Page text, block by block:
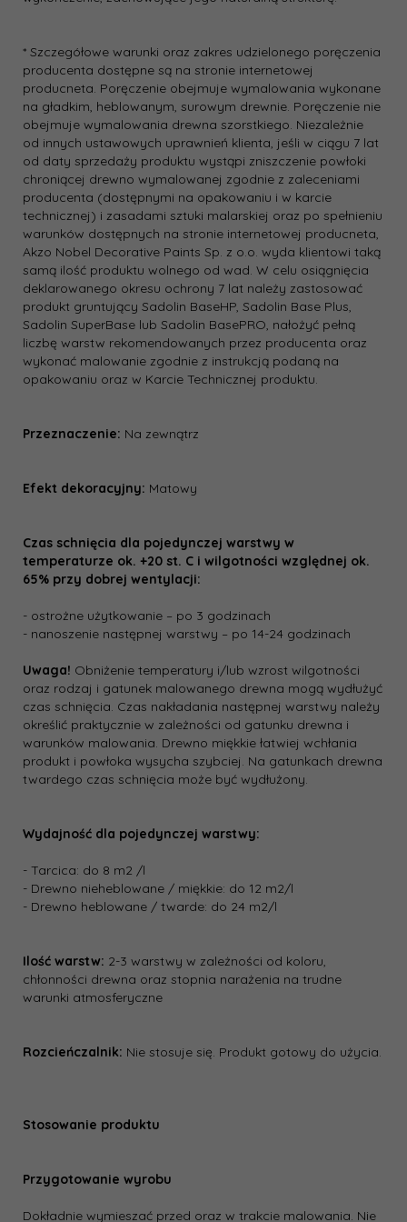
* Szczegółowe warunki oraz zakres udzielonego poręczenia
producenta dostępne są na stronie internetowej
producneta. Poręczenie obejmuje wymalowania wykonane
na gładkim, heblowanym, surowym drewnie. Poręczenie nie
obejmuje wymalowania drewna szorstkiego. Niezależnie
od innych ustawowych uprawnień klienta, jeśli w ciągu 7 lat
od daty sprzedaży produktu wystąpi zniszczenie powłoki
chroniącej drewno wymalowanej zgodnie z zaleceniami
producenta (dostępnymi na opakowaniu i w karcie
technicznej) i zasadami sztuki malarskiej oraz po spełnieniu
warunków dostępnych na stronie internetowej producneta,
Akzo Nobel Decorative Paints Sp. z o.o. wyda klientowi taką
samą ilość produktu wolnego od wad. W celu osiągnięcia
deklarowanego okresu ochrony 7 lat należy zastosować
produkt gruntujący Sadolin BaseHP, Sadolin Base Plus,
Sadolin SuperBase lub Sadolin BasePRO, nałożyć pełną
liczbę warstw rekomendowanych przez producenta oraz
wykonać malowanie zgodnie z instrukcją podaną na
opakowaniu oraz w Karcie Technicznej produktu.
Przeznaczenie: Na zewnątrz
Efekt dekoracyjny: Matowy
Czas schnięcia dla pojedynczej warstwy w
temperaturze ok. +20 st. C i wilgotności względnej ok.
65% przy dobrej wentylacji:
- ostrożne użytkowanie – po 3 godzinach
- nanoszenie następnej warstwy – po 14-24 godzinach
Uwaga! Obniżenie temperatury i/lub wzrost wilgotności
oraz rodzaj i gatunek malowanego drewna mogą wydłużyć
czas schnięcia. Czas nakładania następnej warstwy należy
określić praktycznie w zależności od gatunku drewna i
warunków malowania. Drewno miękkie łatwiej wchłania
produkt i powłoka wysycha szybciej. Na gatunkach drewna
twardego czas schnięcia może być wydłużony.
Wydajność dla pojedynczej warstwy:
- Tarcica: do 8 m2 /l
- Drewno nieheblowane / miękkie: do 12 m2/l
- Drewno heblowane / twarde: do 24 m2/l
Ilość warstw: 2-3 warstwy w zależności od koloru,
chłonności drewna oraz stopnia narażenia na trudne
warunki atmosferyczne
Rozcieńczalnik: Nie stosuje się. Produkt gotowy do użycia.
Stosowanie produktu
Przygotowanie wyrobu
Dokładnie wymieszać przed oraz w trakcie malowania. Nie